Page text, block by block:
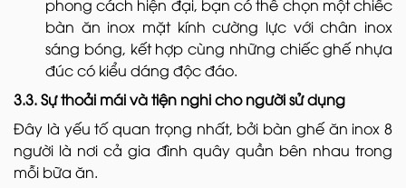
phong cách hiện đại, bạn có thể chọn một chiếc
bàn ăn inox mặt kính cường lực với chân inox
sáng bóng, kết hợp cùng những chiếc ghế nhựa
đúc có kiểu dáng độc đáo.
3.3. Sự thoải mái và tiện nghi cho người sử dụng
Đây là yếu tố quan trọng nhất, bởi bàn ghế ăn inox 8
người là nơi cả gia đình quây quần bên nhau trong
mỗi bữa ăn.